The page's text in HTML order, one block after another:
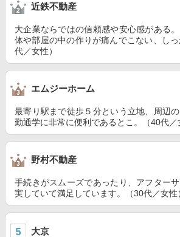
近鉄不動産
大企業ならではの信頼感や安心感がある
体や部屋の中の作りが痛んでこない、し
代／女性）
エムジーホーム
最寄り駅まで徒歩５分という立地、周辺
勤通学に非常に便利であるとこ。（40代／
野村不動産
手続きがスムーズであったり、アフター
実していて満足しています。（30代／女性
大京